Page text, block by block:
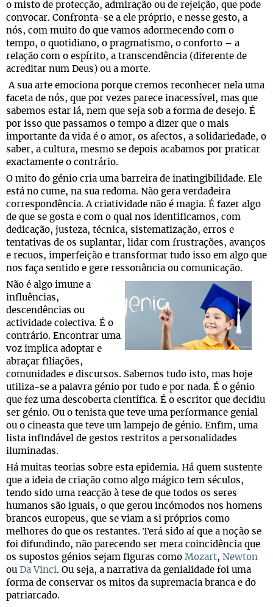
o misto de protecção, admiração ou de rejeição, que pode
convocar. Confronta-se a ele próprio, e nesse gesto, a
nós, com muito do que vamos adormecendo com o
tempo, o quotidiano, o pragmatismo, o conforto – a
relação com o espírito, a transcendência (diferente de
acreditar num Deus) ou a morte.
A sua arte emociona porque cremos reconhecer nela uma
faceta de nós, que por vezes parece inacessível, mas que
sabemos estar lá, nem que seja sob a forma de desejo. É
por isso que passamos o tempo a dizer que o mais
importante da vida é o amor, os afectos, a solidariedade, o
saber, a cultura, mesmo se depois acabamos por praticar
exactamente o contrário.
O mito do génio cria uma barreira de inatingibilidade. Ele
está no cume, na sua redoma. Não gera verdadeira
correspondência. A criatividade não é magia. É fazer algo
de que se gosta e com o qual nos identificamos, com
dedicação, justeza, técnica, sistematização, erros e
tentativas de os suplantar, lidar com frustrações, avanços
e recuos, imperfeição e transformar tudo isso em algo que
nos faça sentido e gere ressonância ou comunicação.
Não é algo imune a
influências,
descendências ou
actividade colectiva. É o
contrário. Encontrar uma
voz implica adoptar e
abraçar filiações,
comunidades e discursos. Sabemos tudo isto, mas hoje
utiliza-se a palavra génio por tudo e por nada. É o génio
que fez uma descoberta científica. É o escritor que decidiu
ser génio. Ou o tenista que teve uma performance genial
ou o cineasta que teve um lampejo de génio. Enfim, uma
lista infindável de gestos restritos a personalidades
iluminadas.
Há muitas teorias sobre esta epidemia. Há quem sustente
que a ideia de criação como algo mágico tem séculos,
tendo sido uma reacção à tese de que todos os seres
humanos são iguais, o que gerou incómodos nos homens
brancos europeus, que se viam a si próprios como
melhores do que os restantes. Terá sido aí que a noção se
foi difundindo, não parecendo ser mera coincidência que
os supostos génios sejam figuras como Mozart, Newton
ou Da Vinci. Ou seja, a narrativa da genialidade foi uma
forma de conservar os mitos da supremacia branca e do
patriarcado.